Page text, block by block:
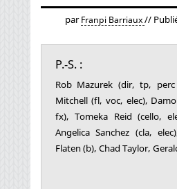
par Franpi Barriaux //
P.-S. :
Rob Mazurek (dir, tp,
Mitchell (fl, voc, elec),
fx), Tomeka Reid (cello,
Angelica Sanchez (cla,
Flaten (b), Chad Taylor,